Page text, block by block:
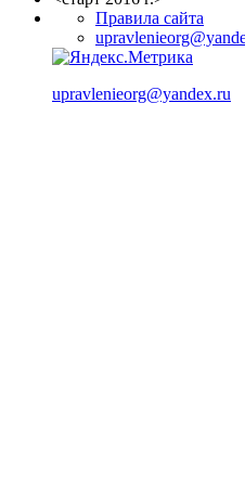
Правила сайта
upravlenieorg@yandex.ru